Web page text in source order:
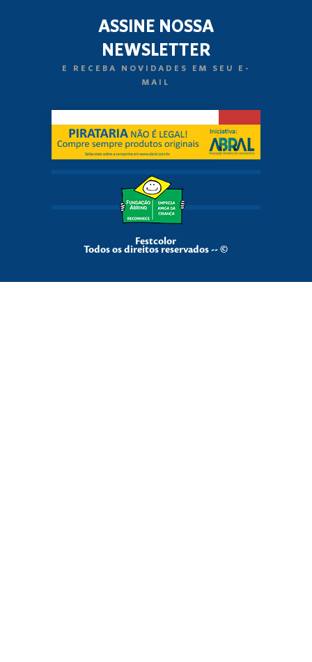
ASSINE NOSSA
NEWSLETTER
E RECEBA NOVIDADES EM SEU E-
MAIL
Festcolor
Todos os direitos reservados -- ©